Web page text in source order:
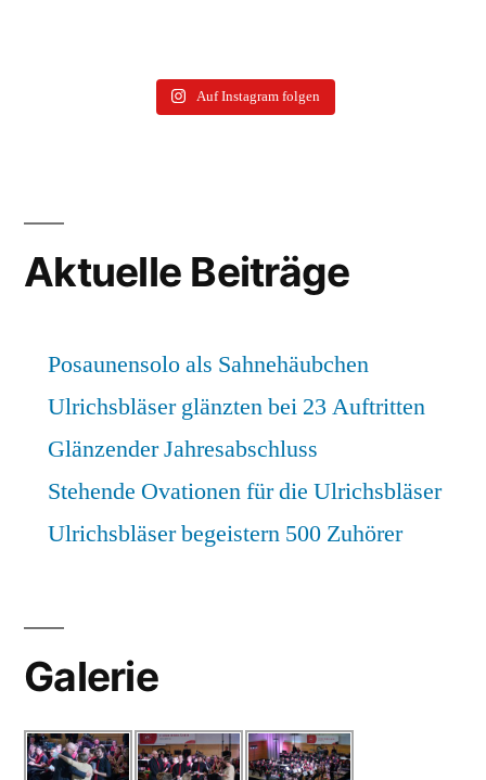
Auf Instagram folgen
Aktuelle Beiträge
Posaunensolo als Sahnehäubchen
Ulrichsbläser glänzten bei 23 Auftritten
Glänzender Jahresabschluss
Stehende Ovationen für die Ulrichsbläser
Ulrichsbläser begeistern 500 Zuhörer
Galerie